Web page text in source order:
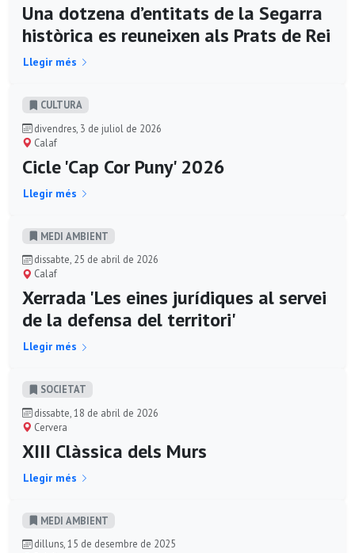
Una dotzena d’entitats de la Segarra
històrica es reuneixen als Prats de Rei
Llegir més
CULTURA
divendres, 3 de juliol de 2026
Calaf
Cicle 'Cap Cor Puny' 2026
Llegir més
MEDI AMBIENT
dissabte, 25 de abril de 2026
Calaf
Xerrada 'Les eines jurídiques al servei
de la defensa del territori'
Llegir més
SOCIETAT
dissabte, 18 de abril de 2026
Cervera
XIII Clàssica dels Murs
Llegir més
MEDI AMBIENT
dilluns, 15 de desembre de 2025